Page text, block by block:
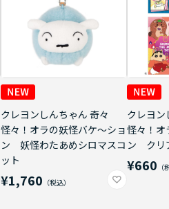
クレヨンしんちゃん 奇々
怪々！オラの妖怪バケ～ショ
ン 妖怪わたあめシロマスコ
ット
¥1,760
クレヨン
怪々！オ
ン クリ
¥660